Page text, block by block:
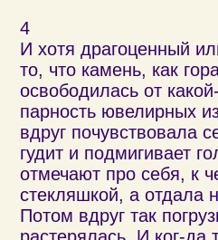
4
И хотя драгоценный
то, что камень, как
освободилась от
парность ювелирных
вдруг почувствовала
гудит и подмигивает
отмечают про себя, к
стекляшкой, а отдала
Потом вдруг так